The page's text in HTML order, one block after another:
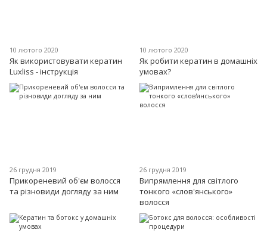
10 лютого 2020
Як використовувати кератин
Luxliss - інструкція
10 лютого 2020
Як робити кератин в домашніх
умовах?
26 грудня 2019
Прикореневий об'єм волосся
та різновиди догляду за ним
26 грудня 2019
Випрямлення для світлого
тонкого «слов'янського»
волосся